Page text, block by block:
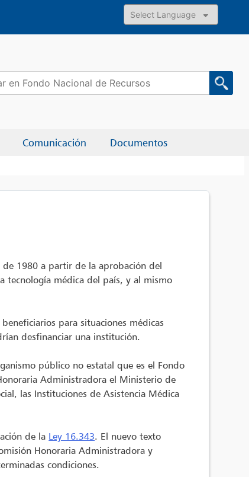
Powered by
Comunicación Documentos
de 1980 a partir de la aprobación del
tecnología médica del país, y al mismo
para situaciones médicas
desfinanciar una institución.
público no estatal que es el Fondo
Administradora el Ministerio de
las Instituciones de Asistencia Médica
de la Ley 16.343. El nuevo texto
Honoraria Administradora y
condiciones.